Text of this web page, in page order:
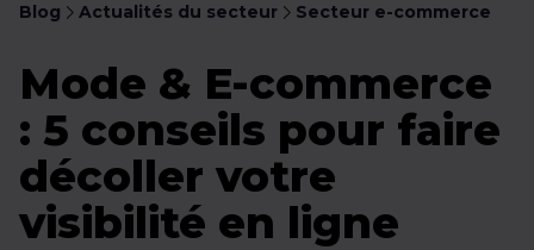
Blog Actualités du secteur Secteur e-commerce
Mode & E-commerce
: 5 conseils pour faire
décoller votre
visibilité en ligne